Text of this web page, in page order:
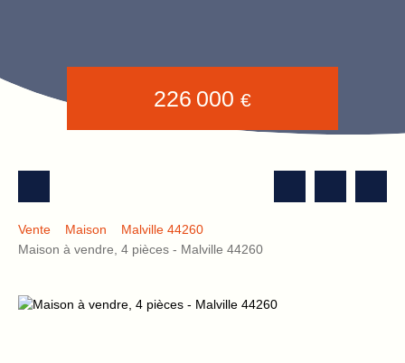
226 000 €
Vente Maison
Malville 44260
Maison à vendre, 4 pièces - Malville 44260